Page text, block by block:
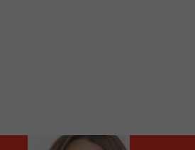
Audio